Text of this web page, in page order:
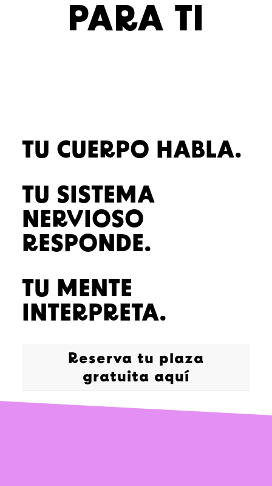
PARA TI
TU CUERPO HABLA.
TU SISTEMA
NERVIOSO
RESPONDE.
TU MENTE
INTERPRETA.
Reserva tu plaza
gratuita aquí